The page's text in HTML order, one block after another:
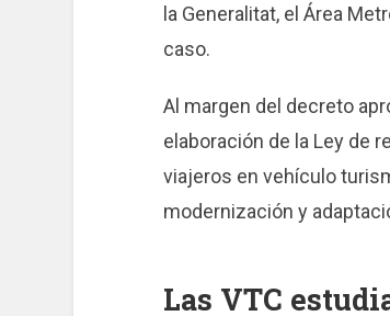
la Generalitat, el Área
caso.
Al margen del decreto
elaboración de la Ley de
viajeros en vehículo
modernización y
Las VTC